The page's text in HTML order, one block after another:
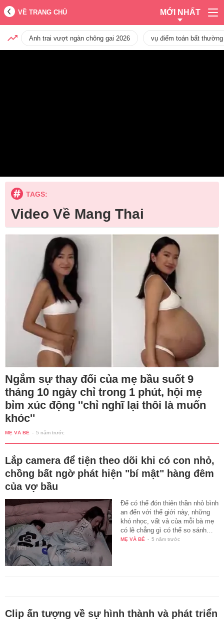
VỀ TRANG CHỦ MỚI NHẤT
Anh trai vượt ngàn chông gai 2026 vụ điểm toán bất
TAGS:
Video Về Mang Thai
Ngắm sự thay đổi của mẹ bầu suốt 9
tháng 10 ngày chỉ trong 1 phút, hội mẹ
bỉm xúc động ''chỉ nghĩ lại thôi là muốn
khóc''
MẸ VÀ BÉ - 5 năm trước
Lắp camera để tiện theo dõi khi có con nhỏ,
chồng bất ngờ phát hiện "bí mật" hàng đêm
của vợ bầu
Để có thể đón thiên thần nhỏ bình
an đến với thế giới này, những
khó nhọc, vất vả của mỗi bà mẹ
có lẽ chẳng gì có thể so sánh…
MẸ VÀ BÉ - 5 năm trước
Clip ấn tượng về sự hình thành và phát triển